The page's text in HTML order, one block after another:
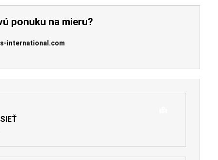
ponuku na mieru?
international.com